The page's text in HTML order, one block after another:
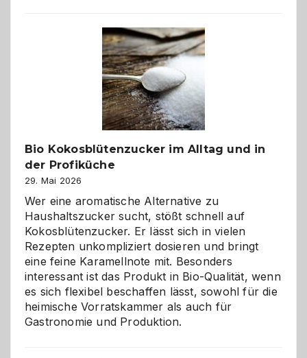
Freund
in
Gefahr
ist:
Brandschutz
für
Hunde
eigenen
Bio Kokosblütenzucker im Alltag und in
der Profiküche
29. Mai 2026
Wer eine aromatische Alternative zu
Haushaltszucker sucht, stößt schnell auf
Kokosblütenzucker. Er lässt sich in vielen
Rezepten unkompliziert dosieren und bringt
eine feine Karamellnote mit. Besonders
interessant ist das Produkt in Bio-Qualität, wenn
es sich flexibel beschaffen lässt, sowohl für die
heimische Vorratskammer als auch für
Gastronomie und Produktion.